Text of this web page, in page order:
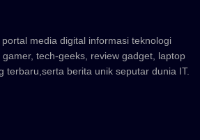
media digital informasi teknologi
tech-geeks, review gadget, laptop
terbaru,serta berita unik seputar dunia IT.